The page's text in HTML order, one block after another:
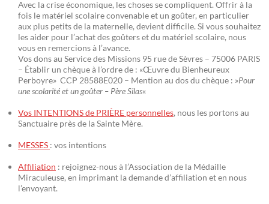
Avec la crise économique, les choses se compliquent. Offrir à la
fois le matériel scolaire convenable et un goûter, en particulier
aux plus petits de la maternelle, devient difficile. Si vous souhaitez
les aider pour l’achat des goûters et du matériel scolaire, nous
vous en remercions à l’avance.
Vos dons au Service des Missions 95 rue de Sèvres – 75006 PARIS
– Établir un chèque à l’ordre de : «Œuvre du Bienheureux
Perboyre» CCP 28588E020 – Mention au dos du chèque : »Pour
une scolarité et un goûter – Père Silas«
Vos INTENTIONS de PRIÈRE personnelles, nous les portons au
Sanctuaire près de la Sainte Mère.
MESSES : vos intentions
Affiliation : rejoignez-nous à l’Association de la Médaille
Miraculeuse, en imprimant la demande d’affiliation et en nous
l’envoyant.